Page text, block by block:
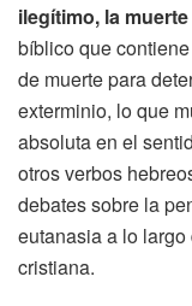
ilegítimo, la
bíblico que
de muerte para
exterminio, lo que
absoluta en el
otros verbos
debates sobre la
eutanasia a lo
cristiana.